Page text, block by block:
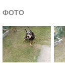
ФОТО